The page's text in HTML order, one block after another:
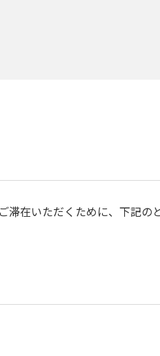
滞在いただくために、下記の